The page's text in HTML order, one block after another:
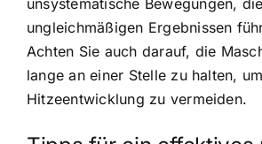
unsystematische Bewegungen,
ungleichmäßigen Ergebnissen
Achten Sie auch darauf, die
lange an einer Stelle zu halten,
Hitzeentwicklung zu vermeiden.